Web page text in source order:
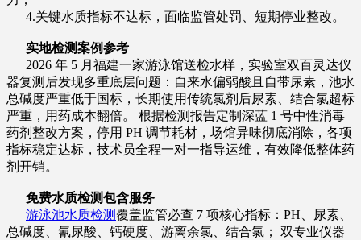
4.关键水质指标不达标，面临监管处罚、短期停业整改。
实地检测案例参考
2026 年 5 月福建一家游泳馆送检水样，实验室双百灵达仪
器复测后发现多重底层问题：自来水偏弱酸且自带尿素，池水
总碱度严重低于国标，长期使用传统氯剂后尿素、结合氯超标
严重，用药成本翻倍。 根据检测报告定制深蓝 1 号中性消毒
药剂整改方案，停用 PH 调节耗材，场馆异味彻底消除，各项
指标稳定达标，技术员全程一对一指导运维，有效降低整体药
剂开销。
免费水质检测包含服务
游泳池水质检测覆盖监管必查 7 项核心指标：PH、尿素、
总碱度、氰尿酸、钙硬度、游离余氯、结合氯； 双专业仪器